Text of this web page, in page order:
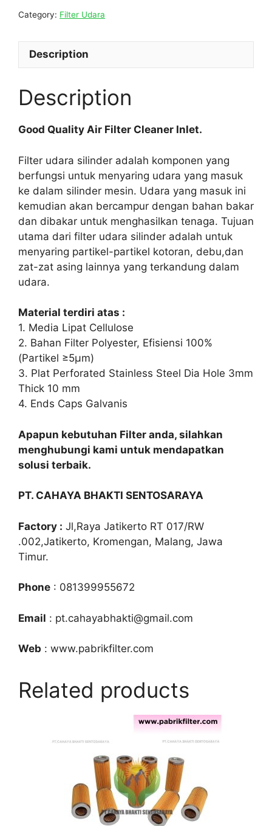
Category: Filter Udara
Description
Description
Good Quality Air Filter Cleaner Inlet.
Filter udara silinder adalah komponen yang
berfungsi untuk menyaring udara yang masuk
ke dalam silinder mesin. Udara yang masuk ini
kemudian akan bercampur dengan bahan bakar
dan dibakar untuk menghasilkan tenaga. Tujuan
utama dari filter udara silinder adalah untuk
menyaring partikel-partikel kotoran, debu,dan
zat-zat asing lainnya yang terkandung dalam
udara.
Material terdiri atas :
1. Media Lipat Cellulose
2. Bahan Filter Polyester, Efisiensi 100%
(Partikel ≥5μm)
3. Plat Perforated Stainless Steel Dia Hole 3mm
Thick 10 mm
4. Ends Caps Galvanis
Apapun kebutuhan Filter anda, silahkan
menghubungi kami untuk mendapatkan
solusi terbaik.
PT. CAHAYA BHAKTI SENTOSARAYA
Factory : Jl,Raya Jatikerto RT 017/RW
.002,Jatikerto, Kromengan, Malang, Jawa
Timur.
Phone : 081399955672
Email : pt.cahayabhakti@gmail.com
Web : www.pabrikfilter.com
Related products